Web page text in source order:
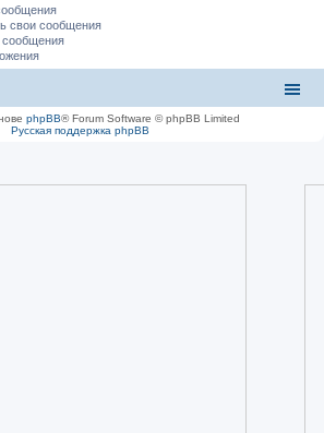
свои сообщения
сообщения
phpBB® Forum Software © phpBB Limited
Русская поддержка phpBB